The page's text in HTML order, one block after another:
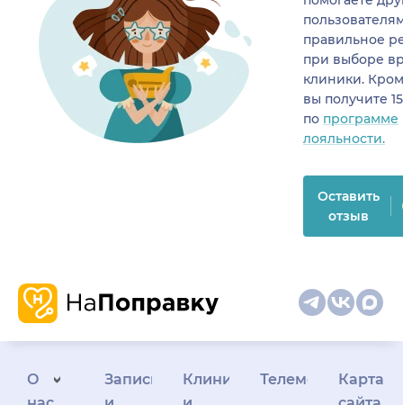
правильное
при выборе
клиники.
вы получите
по программе
лояльности.
Оставить
отзыв
О
Запись
КлиникамТелемедицина
Карта